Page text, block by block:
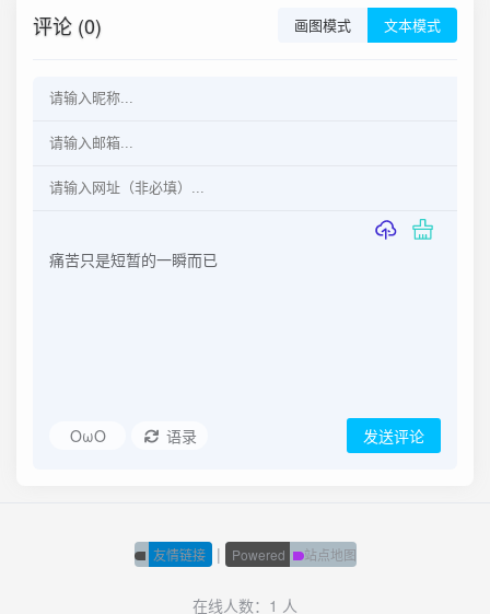
评论 (0) 画图模式 文本模式
OωO 语录 发送评论
友情链接 | Powered 站点地图
在线人数：1 人